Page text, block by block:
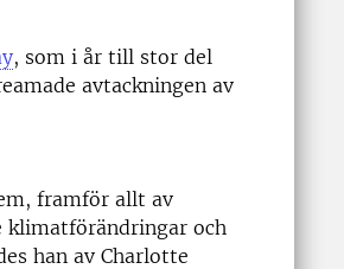
, som i år till stor del
avtackningen av
framför allt av
klimatförändringar och
han av Charlotte